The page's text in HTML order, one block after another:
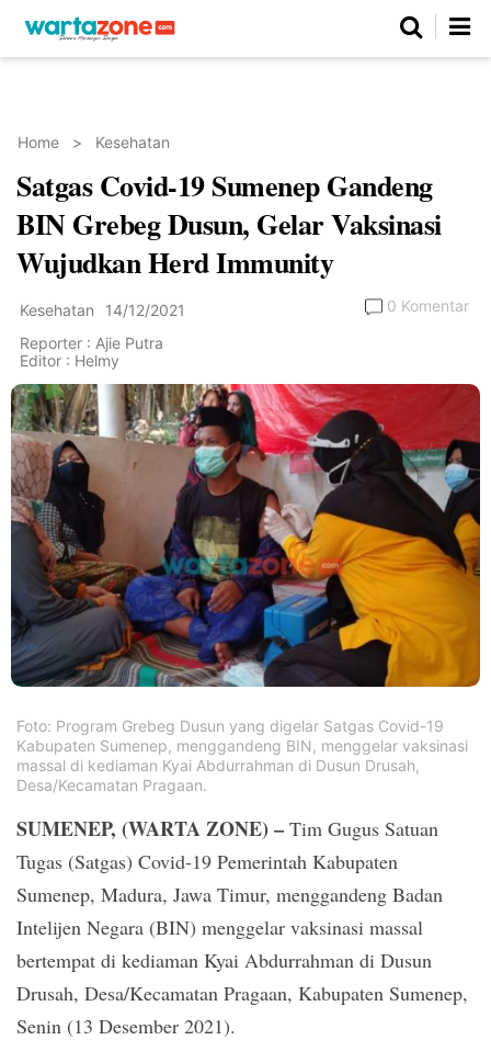
Netizen
Beranda
About Us
Contact Us
Hak Jawab
Kode Etik
Pedoman Media Siber
Redaksi
©
Copyright
2026
PT.
Balqis
Cyber
Media
Sejahtera
Home > Kesehatan
Satgas Covid-19 Sumenep Gandeng
BIN Grebeg Dusun, Gelar Vaksinasi
Wujudkan Herd Immunity
Kesehatan 14/12/2021
0 Komentar
Reporter : Ajie Putra
Editor : Helmy
Foto: Program Grebeg Dusun yang digelar Satgas Covid-19
Kabupaten Sumenep, menggandeng BIN, menggelar vaksinasi
massal di kediaman Kyai Abdurrahman di Dusun Drusah,
Desa/Kecamatan Pragaan.
SUMENEP, (WARTA ZONE) – Tim Gugus Satuan
Tugas (Satgas) Covid-19 Pemerintah Kabupaten
Sumenep, Madura, Jawa Timur, menggandeng Badan
Intelijen Negara (BIN) menggelar vaksinasi massal
bertempat di kediaman Kyai Abdurrahman di Dusun
Drusah, Desa/Kecamatan Pragaan, Kabupaten Sumenep,
Senin (13 Desember 2021).